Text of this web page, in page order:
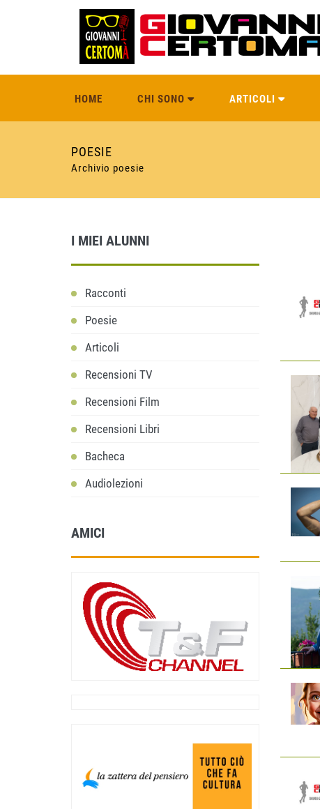
HOME CHI SONO ARTICOLI
POESIE
Archivio poesie
I MIEI ALUNNI
Racconti
Poesie
Articoli
Recensioni TV
Recensioni Film
Recensioni Libri
Bacheca
Audiolezioni
AMICI